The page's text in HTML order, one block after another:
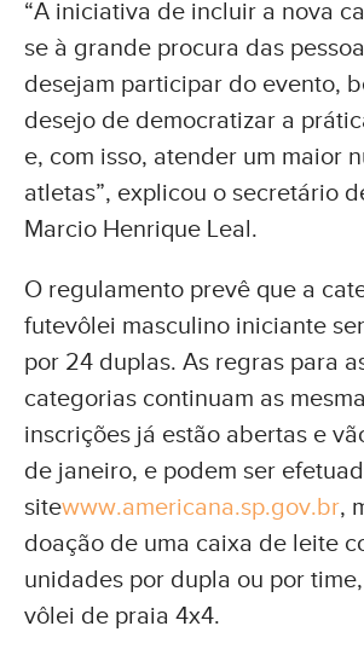
“A iniciativa de incluir a nova
se à grande procura das
desejam participar do evento,
desejo de democratizar a
e, com isso, atender um maior
atletas”, explicou o secretário
Marcio Henrique Leal.
O regulamento prevê que a
futevôlei masculino iniciante
por 24 duplas. As regras para
categorias continuam as
inscrições já estão abertas e
de janeiro, e podem ser
sitewww.americana.sp.gov.br,
doação de uma caixa de leite
unidades por dupla ou por
vôlei de praia 4x4.